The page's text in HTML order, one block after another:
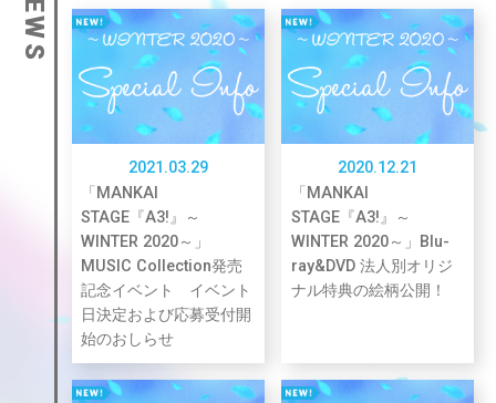
NEWS
2021.03.29
「MANKAI
STAGE『A3!』～
WINTER 2020～」
MUSIC Collection発売
記念イベント イベント
日決定および応募受付開
始のおしらせ
2020.12.21
「MANKAI
STAGE『A3!』～
WINTER 2020～」Blu-
ray&DVD 法人別オリジ
ナル特典の絵柄公開！